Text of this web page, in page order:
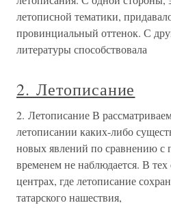
летописной тематики,
провинциальный оттенок. С
литературы способствовала
2. Летописание
2. Летописание В
летописании каких-либо
новых явлений по сравнению
временем не наблюдается. В
центрах, где летописание
татарского нашествия,